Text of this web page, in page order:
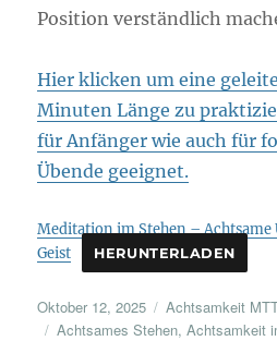
Position verständlich
Hier klicken um eine
Minuten Länge zu
für Anfänger wie auch für
Übende geeignet.
Meditation im Stehen – Achtsame
Geist
HERUNTERLADEN
Veröffentlicht
am
Oktober 12, 2025 Kategorien
Achtsamkeit
Schlagwörter
Achtsames Stehen,Achtsamkeit